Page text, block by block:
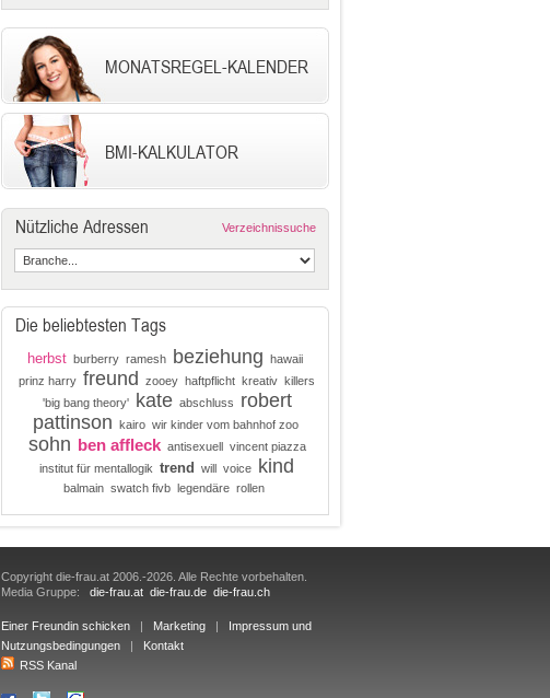
MONATSREGEL-KALENDER
BMI-KALKULATOR
Nützliche Adressen Verzeichnissuche
Die beliebtesten Tags
herbst burberry ramesh beziehung hawaii
prinz harry freund zooey haftpflicht kreativ killers
'big bang theory'
kate abschluss
robert
pattinson kairo wir kinder vom bahnhof zoo
sohn ben affleck antisexuell vincent piazza
institut für mentallogik trend will voice kind
balmain swatch fivb legendäre rollen
Copyright die-frau.at 2006.-2026. Alle Rechte vorbehalten.
Media Gruppe: die-frau.at die-frau.de die-frau.ch
Einer Freundin schicken | Marketing | Impressum und
Nutzungsbedingungen | Kontakt
RSS Kanal